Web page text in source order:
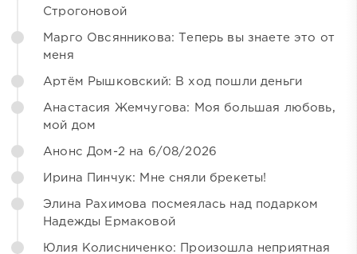
Строгоновой
Марго Овсянникова: Теперь вы знаете это от
меня
Артём Рышковский: В ход пошли деньги
Анастасия Жемчугова: Моя большая любовь,
мой дом
Анонс Дом-2 на 6/08/2026
Ирина Пинчук: Мне сняли брекеты!
Элина Рахимова посмеялась над подарком
Надежды Ермаковой
Юлия Колисниченко: Произошла неприятная